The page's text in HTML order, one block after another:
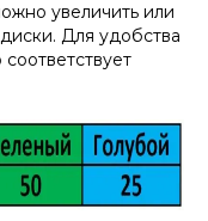
увеличить или
Для удобства